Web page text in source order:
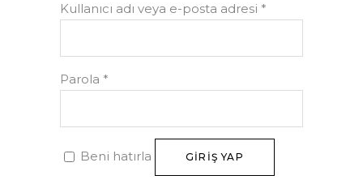
Kullanıcı adı veya e-posta adresi *
Parola *
Beni hatırla GIRIŞ YAP